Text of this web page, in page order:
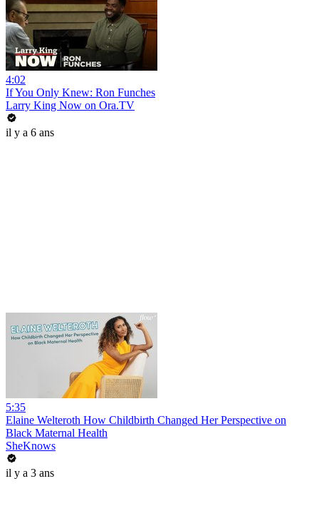
4:02
If You Only Knew: Ron Funches
Larry King Now on Ora.TV
il y a 6 ans
5:35
Elaine Welteroth How Childbirth Changed Her Perspective on
Black Maternal Health
SheKnows
il y a 3 ans